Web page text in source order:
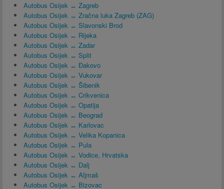
Autobus Osijek ↔ Zagreb
Autobus Osijek ↔ Zračna luka Zagreb (ZAG)
Autobus Osijek ↔ Slavonski Brod
Autobus Osijek ↔ Rijeka
Autobus Osijek ↔ Zadar
Autobus Osijek ↔ Split
Autobus Osijek ↔ Đakovo
Autobus Osijek ↔ Vukovar
Autobus Osijek ↔ Šibenik
Autobus Osijek ↔ Crikvenica
Autobus Osijek ↔ Opatija
Autobus Osijek ↔ Beograd
Autobus Osijek ↔ Karlovac
Autobus Osijek ↔ Velika Kopanica
Autobus Osijek ↔ Pula
Autobus Osijek ↔ Vodice, Hrvatska
Autobus Osijek ↔ Dalj
Autobus Osijek ↔ Aljmaš
Autobus Osijek ↔ Bizovac